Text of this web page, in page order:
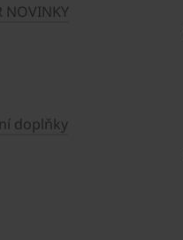
NOVINKY
doplňky